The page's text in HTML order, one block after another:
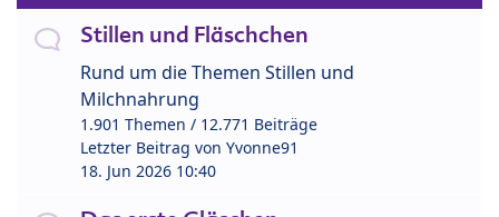
Stillen und Fläschchen
Rund um die Themen Stillen und
Milchnahrung
1.901 Themen / 12.771 Beiträge
Letzter Beitrag von Yvonne91
18. Jun 2026 10:40